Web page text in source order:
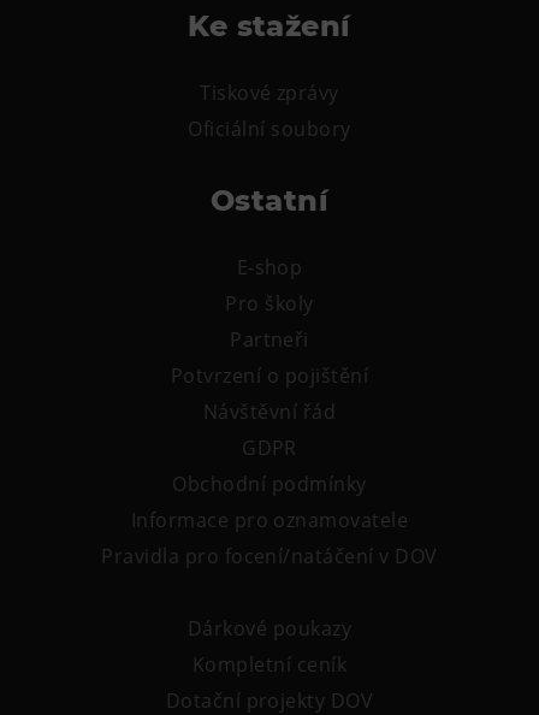
Tematické dárkové poukazy
Výjezdní akce
Ke stažení
Tiskové zprávy
Oficiální soubory
Ostatní
E-shop
Pro školy
Partneři
Potvrzení o pojištění
Návštěvní řád
GDPR
Obchodní podmínky
Informace pro oznamovatele
Pravidla pro focení/natáčení v DOV
Dárkové poukazy
Kompletní ceník
Dotační projekty DOV